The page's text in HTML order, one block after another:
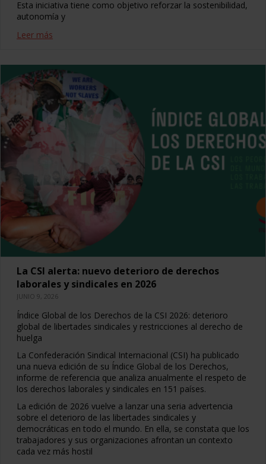
Esta iniciativa tiene como objetivo reforzar la sostenibilidad,
autonomía y
Leer más
La CSI alerta: nuevo deterioro de derechos
laborales y sindicales en 2026
JUNIO 9, 2026
Índice Global de los Derechos de la CSI 2026: deterioro
global de libertades sindicales y restricciones al derecho de
huelga
La Confederación Sindical Internacional (CSI) ha publicado
una nueva edición de su Índice Global de los Derechos,
informe de referencia que analiza anualmente el respeto de
los derechos laborales y sindicales en 151 países.
La edición de 2026 vuelve a lanzar una seria advertencia
sobre el deterioro de las libertades sindicales y
democráticas en todo el mundo. En ella, se constata que los
trabajadores y sus organizaciones afrontan un contexto
cada vez más hostil